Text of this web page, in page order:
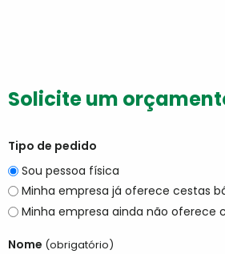
Solicite um
Tipo de pedido
Sou pessoa física
Minha empresa já oferece cestas
Minha empresa ainda não oferece
Nome (obrigatório)